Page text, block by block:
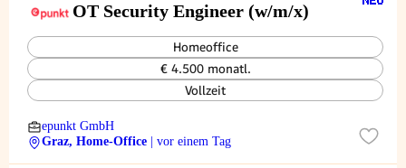
OT Security Engineer (w/m/x)
Homeoffice
€ 4.500 monatl.
Vollzeit
epunkt GmbH
Graz, Home-Office
| vor einem Tag